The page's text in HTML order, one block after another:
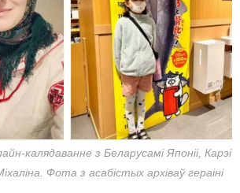
калядаванне з Беларусамі Японіі, Карэі
Фота з асабістых архіваў гераіні